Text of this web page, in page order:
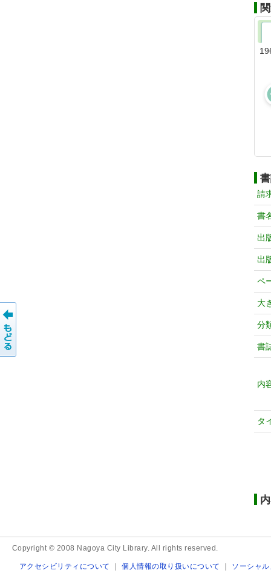
請
書
出
出
ペ
大
分
書
内
タ
Copyright © 2008 Nagoya City Library. All rights reserved.
アクセシビリティについて ｜個人情報の取り扱いについて ｜ ソーシャ